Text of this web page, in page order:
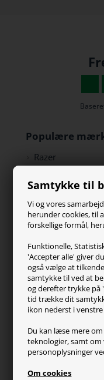
Samtykke til
Vi og vores
herunder cookies, til
forskellige formål,
Funktionelle,
'Accepter alle' giver
også vælge at
samtykke til ved at
og derefter trykke på
tid trække dit
ikon nederst i
Du kan læse mere
teknologier, samt
personoplysninger
Om cookies
Populære
Razer
SteelSeries
ZOWIE
Turtle Beach
Kundeservice
Kontakt os
FAQ
Handelsvilkår
Reklamation
Generel info
Om os